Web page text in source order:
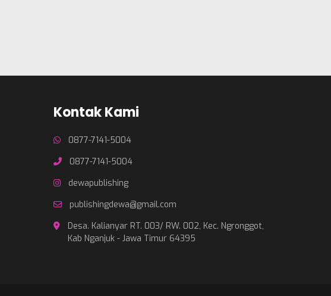
Kontak Kami
0877-7141-5004
0877-7141-5004
dewapublishing
publishingdewa@gmail.com
Desa. Kalianyar RT. 003/ RW. 002, Kec. Ngronggot,
Kab Nganjuk - Jawa Timur 64395